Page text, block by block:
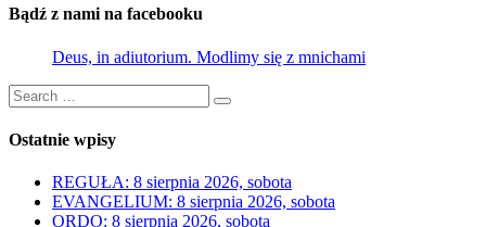
Bądź z nami na facebooku
Deus, in adiutorium. Modlimy się z mnichami
Search
for:
Search
Ostatnie wpisy
REGUŁA: 8 sierpnia 2026, sobota
EVANGELIUM: 8 sierpnia 2026, sobota
ORDO: 8 sierpnia 2026, sobota